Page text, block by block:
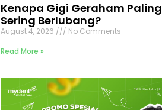
Kenapa Gigi Geraham Paling
Sering Berlubang?
August 4, 2026
No Comments
Read More »